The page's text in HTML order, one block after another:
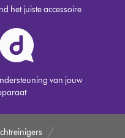
het juiste accessoire
van jouw